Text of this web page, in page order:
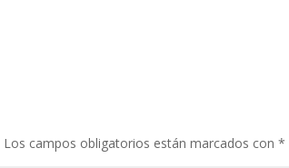
Los campos obligatorios están marcados con*